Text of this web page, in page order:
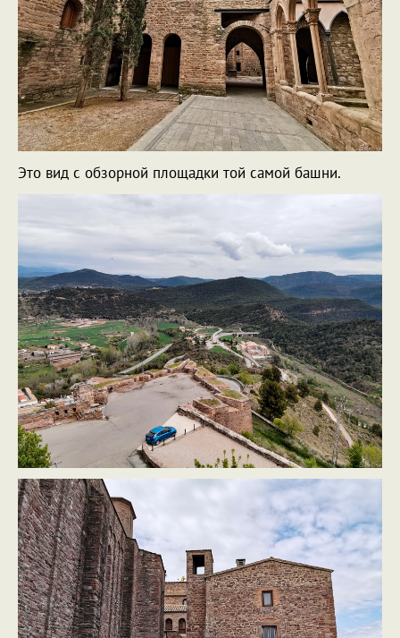
Это вид с обзорной площадки той самой башни.